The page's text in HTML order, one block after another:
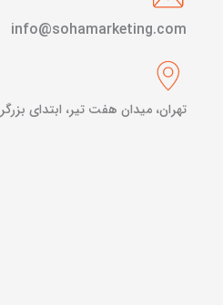
info@sohamarketing.com
تهران، میدان هفت تیر، ابتدای